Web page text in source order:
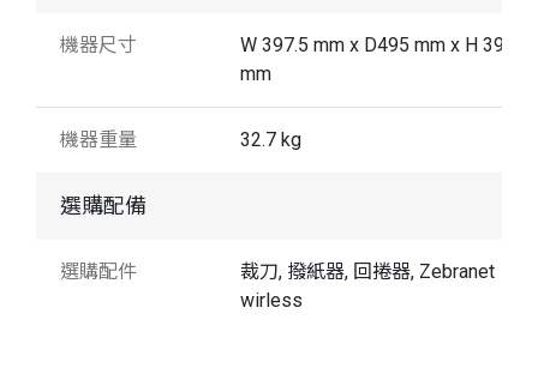
機器尺寸
W 397.5 mm x D495 mm x H 393.7
mm
機器重量 32.7 kg
選購配備
選購配件
裁刀, 撥紙器, 回捲器, Zebranet
wirless